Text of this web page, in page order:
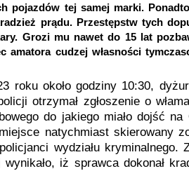
pojazdów tej samej marki.
prądu. Przestępstw tych
Grozi mu nawet do 15 lat
amatora cudzej własności
roku około godziny 10:30,
otrzymał zgłoszenie o
do jakiego miało dojść na
natychmiast skierowany
wydziału kryminalnego.
wynikało, iż sprawca dokonał